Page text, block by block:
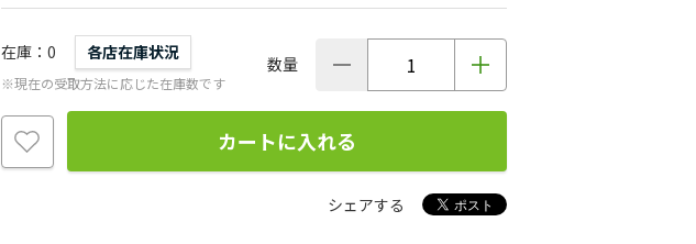
在庫 0 各店在庫状況
※現在の受取方法に応じた在庫数です
数量
カートに入れる
シェアする